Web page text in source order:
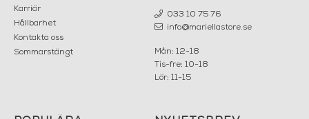
Karriär
Hållbarhet
Kontakta oss
Sommarstängt
033 10 75 76
info@mariellastore.se
Mån: 12-18
Tis-fre: 10-18
Lör: 11-15